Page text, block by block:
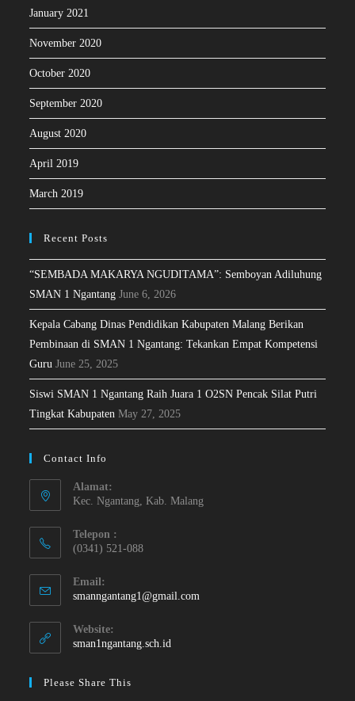
January 2021
November 2020
October 2020
September 2020
August 2020
April 2019
March 2019
Recent Posts
“SEMBADA MAKARYA NGUDITAMA”: Semboyan Adiluhung
SMAN 1 Ngantang June 6, 2026
Kepala Cabang Dinas Pendidikan Kabupaten Malang Berikan
Pembinaan di SMAN 1 Ngantang: Tekankan Empat Kompetensi
Guru June 25, 2025
Siswi SMAN 1 Ngantang Raih Juara 1 O2SN Pencak Silat Putri
Tingkat Kabupaten May 27, 2025
Contact Info
Alamat:
Kec. Ngantang, Kab. Malang
Telepon :
(0341) 521-088
Email:
smanngantang1@gmail.com
Website:
sman1ngantang.sch.id
Please Share This